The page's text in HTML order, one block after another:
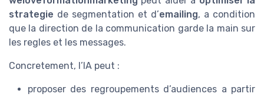
strategie de segmentation et d’emailing, a condition
que la direction de la communication garde la main sur
les regles et les messages.
Concretement, l’IA peut :
proposer des regroupements d’audiences a partir